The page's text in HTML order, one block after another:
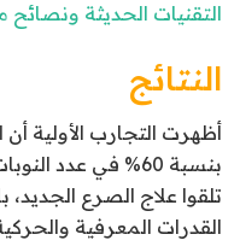
التقنيات الحديثة ونصائح
النتائج
أظهرت التجارب الأولية
بنسبة 60% في عدد
تلقوا علاج الصرع
القدرات المعرفية